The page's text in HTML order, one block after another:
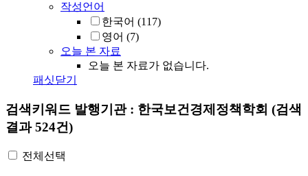
작성언어
한국어 (117)
영어 (7)
오늘 본 자료
오늘 본 자료가 없습니다.
패싯닫기
검색키워드 발행기관 : 한국보건경제정책학회 (검색
결과 524건)
전체선택